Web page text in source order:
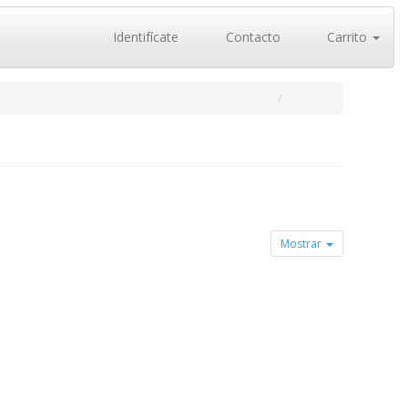
Identifícate Contacto Carrito
Mostrar